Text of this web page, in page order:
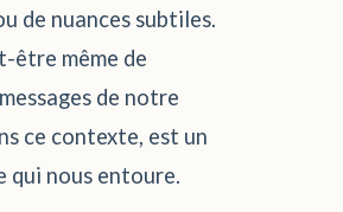
de nuances subtiles.
être même de
de notre
ce contexte, est un
qui nous entoure.